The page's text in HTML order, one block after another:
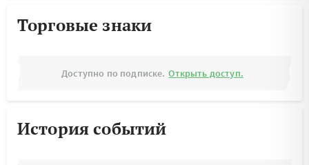
Торговые знаки
Доступно по подписке. Открыть доступ.
История событий